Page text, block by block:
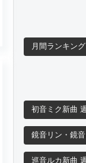
月間ランキング
初音ミク新曲
鏡音リン・鏡
巡音ルカ新曲